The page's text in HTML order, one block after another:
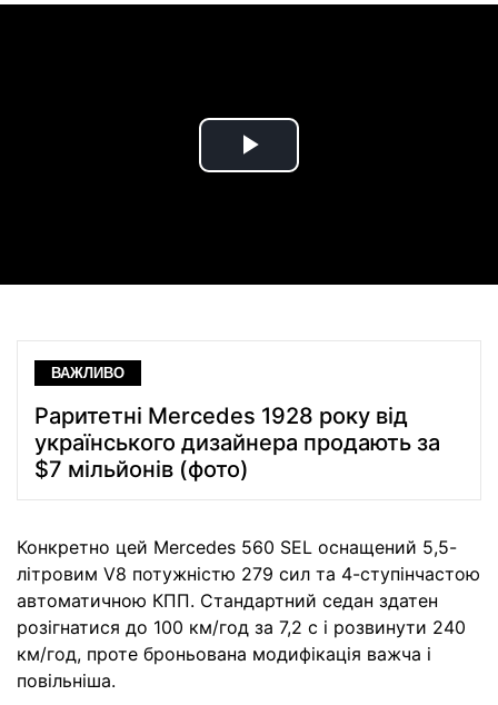
Play
ВАЖЛИВО
Раритетні Mercedes 1928 року від
українського дизайнера продають за
$7 мільйонів (фото)
Конкретно цей Mercedes 560 SEL оснащений 5,5-
літровим V8 потужністю 279 сил та 4-ступінчастою
автоматичною КПП. Стандартний седан здатен
розігнатися до 100 км/год за 7,2 с і розвинути 240
км/год, проте броньована модифікація важча і
повільніша.